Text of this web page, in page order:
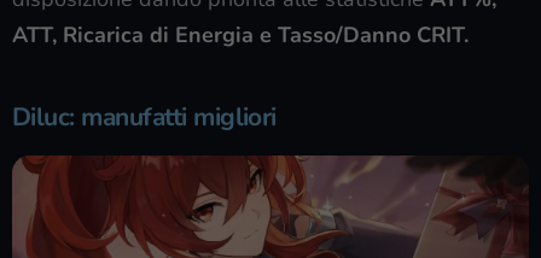
ATT, Ricarica di Energia e Tasso/Danno CRIT.
Diluc: manufatti migliori